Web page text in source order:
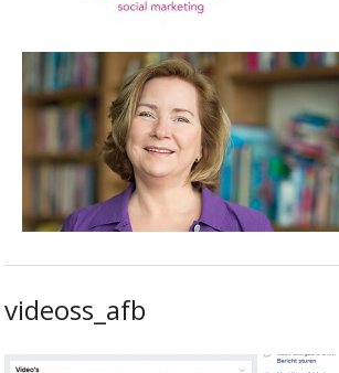
videoss_afb